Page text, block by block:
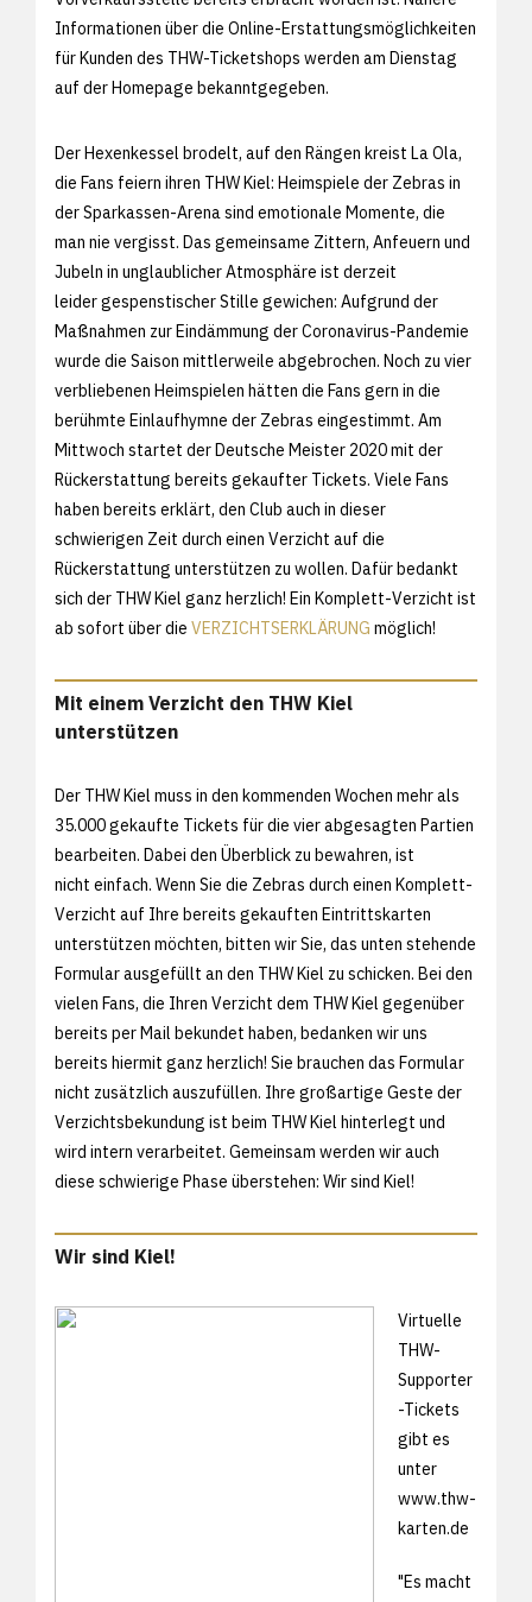
Informationen über die Online-Erstattungsmöglichkeiten
für Kunden des THW-Ticketshops werden am Dienstag
auf der Homepage bekanntgegeben.
Der Hexenkessel brodelt, auf den Rängen kreist La Ola,
die Fans feiern ihren THW Kiel: Heimspiele der Zebras in
der Sparkassen-Arena sind emotionale Momente, die
man nie vergisst. Das gemeinsame Zittern, Anfeuern und
Jubeln in unglaublicher Atmosphäre ist derzeit
leider gespenstischer Stille gewichen: Aufgrund der
Maßnahmen zur Eindämmung der Coronavirus-Pandemie
wurde die Saison mittlerweile abgebrochen. Noch zu vier
verbliebenen Heimspielen hätten die Fans gern in die
berühmte Einlaufhymne der Zebras eingestimmt. Am
Mittwoch startet der Deutsche Meister 2020 mit der
Rückerstattung bereits gekaufter Tickets. Viele Fans
haben bereits erklärt, den Club auch in dieser
schwierigen Zeit durch einen Verzicht auf die
Rückerstattung unterstützen zu wollen. Dafür bedankt
sich der THW Kiel ganz herzlich! Ein Komplett-Verzicht ist
ab sofort über die VERZICHTSERKLÄRUNG möglich!
Mit einem Verzicht den THW Kiel
unterstützen
Der THW Kiel muss in den kommenden Wochen mehr als
35.000 gekaufte Tickets für die vier abgesagten Partien
bearbeiten. Dabei den Überblick zu bewahren, ist
nicht einfach. Wenn Sie die Zebras durch einen Komplett-
Verzicht auf Ihre bereits gekauften Eintrittskarten
unterstützen möchten, bitten wir Sie, das unten stehende
Formular ausgefüllt an den THW Kiel zu schicken. Bei den
vielen Fans, die Ihren Verzicht dem THW Kiel gegenüber
bereits per Mail bekundet haben, bedanken wir uns
bereits hiermit ganz herzlich! Sie brauchen das Formular
nicht zusätzlich auszufüllen. Ihre großartige Geste der
Verzichtsbekundung ist beim THW Kiel hinterlegt und
wird intern verarbeitet. Gemeinsam werden wir auch
diese schwierige Phase überstehen: Wir sind Kiel!
Wir sind Kiel!
Virtuelle
THW-
Supporter
-Tickets
gibt es
unter
www.thw-
karten.de
"Es macht